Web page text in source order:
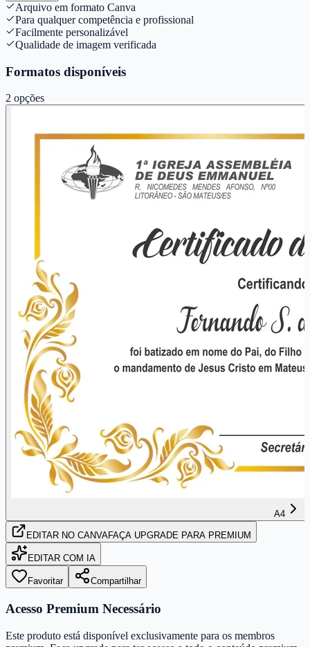
Arquivo em formato Canva
Para qualquer competência e profissional
Facilmente personalizável
Qualidade de imagem verificada
Formatos disponíveis
2 opções
A4
EDITAR NO CANVAFAÇA UPGRADE PARA PREMIUM
EDITAR COM IA
Favoritar Compartilhar
Acesso Premium Necessário
Este produto está disponível exclusivamente para os membros